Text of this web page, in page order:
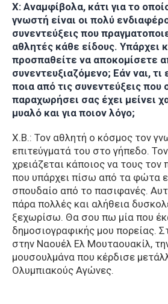
Χ: Αναμφίβολα, κάτι για το
γνωστή είναι οι πολύ
συνεντεύξεις που
αθλητές κάθε είδους. Υπάρχει
προσπαθείτε να αποκομίσετε
συνεντευξιαζόμενο; Εάν ναι, τι
ποια από τις συνεντεύξεις που
παραχωρήσει σας έχει μείνει
μυαλό και για ποιον λόγο;
Χ.Β.: Τον αθλητή ο κόσμος τον
επιτεύγματά του στο γήπεδο.
χρειάζεται κάποιος να τους τον
που υπάρχει πίσω από τα φώτα
σπουδαίο από το πασιφανές.
πάρα πολλές και αλήθεια
ξεχωρίσω. Θα σου πω μία που
δημοσιογραφικής μου πορείας.
στην Ναουέλ Ελ Μουταουακίλ,
μουσουλμάνα που κέρδισε
Ολυμπιακούς Αγώνες.